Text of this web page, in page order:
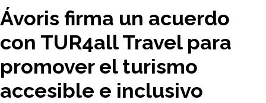
Ávoris firma un acuerdo
con TUR4all Travel para
promover el turismo
accesible e inclusivo